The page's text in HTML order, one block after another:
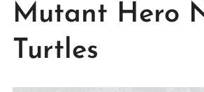
Mutant Hero
Turtles